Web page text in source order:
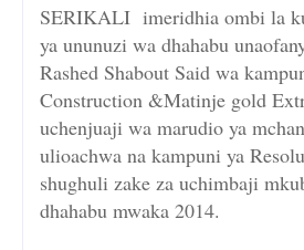
SERIKALI imeridhia ombi la
ya ununuzi wa dhahabu
Rashed Shabout Said wa
Construction &Matinje gold
uchenjuaji wa marudio ya
ulioachwa na kampuni ya
shughuli zake za uchimbaji
dhahabu mwaka 2014.